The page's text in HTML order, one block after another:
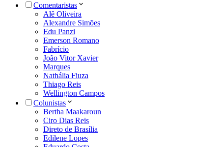
Comentaristas
Alê Oliveira
Alexandre Simões
Edu Panzi
Emerson Romano
Fabrício
João Vitor Xavier
Marques
Nathália Fiuza
Thiago Reis
Wellington Campos
Colunistas
Bertha Maakaroun
Ciro Dias Reis
Direto de Brasília
Edilene Lopes